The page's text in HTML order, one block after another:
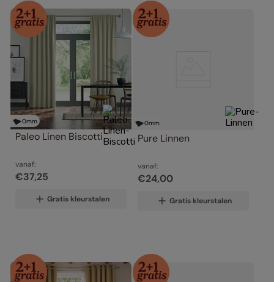
0mm
Paleo Linen Biscotti
vanaf:
€37,25
Gratis kleurstalen
0mm
Pure Linnen
vanaf:
€24,00
Gratis kleurstalen